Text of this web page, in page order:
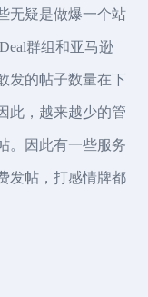
无疑是做爆一个站
群组和亚马逊
发的帖子数量在下
此，越来越少的管
。因此有一些服务
发帖，打感情牌都